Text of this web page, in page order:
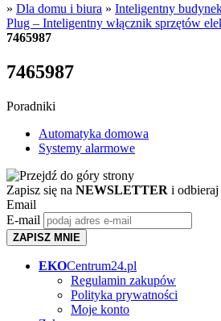
» Dla domu i biura » Inteligentny
Plug – Inteligentny włącznik sprzętów
7465987
7465987
Poradniki
Automatyka domowa
Systemy alarmowe
Zapisz się na NEWSLETTER i
Email
E-mail
ZAPISZ MNIE
EKOCentrum24.pl
Regulamin zakupów
Polityka prywatności
Moje konto